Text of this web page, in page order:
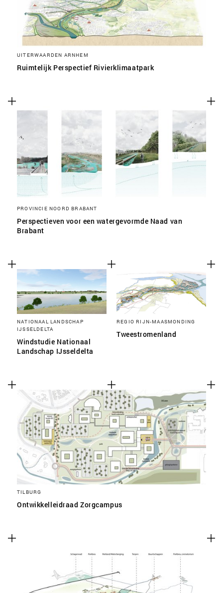
UITERWAARDEN ARNHEM
Ruimtelijk Perspectief Rivierklimaatpark
PROVINCIE NOORD BRABANT
Perspectieven voor een watergevormde Naad van
Brabant
NATIONAAL LANDSCHAP
IJSSELDELTA
Windstudie Nationaal
Landschap IJsseldelta
REGIO RIJN-MAASMONDING
Tweestromenland
TILBURG
Ontwikkelleidraad Zorgcampus